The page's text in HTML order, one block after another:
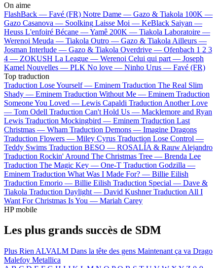
On aime
FlashBack — Favé (FR) Notre Dame — Gazo & Tiakola 100K —
Gazo Casanova — Soolking Laisse Moi — KeBlack Saiyan —
Heuss L'enfoiré Bécane —Yamê 200K — Tiakola Laboratoire —
Werenoi Meuda — Tiakola Outro — Gazo & Tiakola Ailleurs —
Josman Interlude — Gazo & Tiakola Overdrive — Ofenbach 1 2 3
4 — ZOKUSH La League — Werenoi Celui qui part — Joseph
Kamel Nouvelles — PLK No love — Ninho Urus — Favé (FR)
Top traduction
Traduction Lose Yourself — Eminem Traduction The Real Slim
Shady — Eminem Traduction Without Me — Eminem Traduction
Someone You Loved — Lewis Capaldi Traduction Another Love
— Tom Odell Traduction Can't Hold Us — Macklemore and Ryan
Lewis Traduction Mockingbird — Eminem Traduction Last
Christmas — Wham Traduction Demons — Imagine Dragons
Traduction Flowers — Miley Cyrus Traduction Lose Control —
Teddy Swims Traduction BESO — ROSALÍA & Rauw Alejandro
Traduction Rockin' Around The Christmas Tree — Brenda Lee
Traduction The Magic Key — One-T Traduction Godzilla —
Eminem Traduction What Was I Made For? — Billie Eilish
Traduction Emorio — Billie Eilish Traduction Special — Dave &
Tiakola Traduction Daylight — David Kushner Traduction All I
Want For Christmas Is You — Mariah Carey
HP mobile
Les plus grands succès de SDM
Plus Rien ALVALM Dans la tête des gens Maintenant ça va Drago
Malefoy Metallica